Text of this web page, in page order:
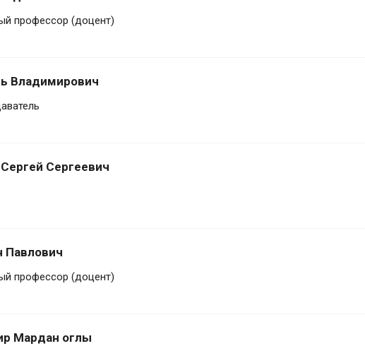
профессор (доцент)
Владимирович
Сергеевич
Павлович
профессор (доцент)
Мардан оглы